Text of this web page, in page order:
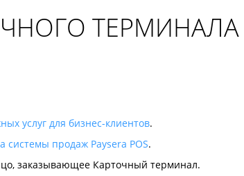
ТЕРМИНАЛА
услуг для бизнес-клиентов.
системы продаж Paysera POS.
заказывающее Карточный терминал.